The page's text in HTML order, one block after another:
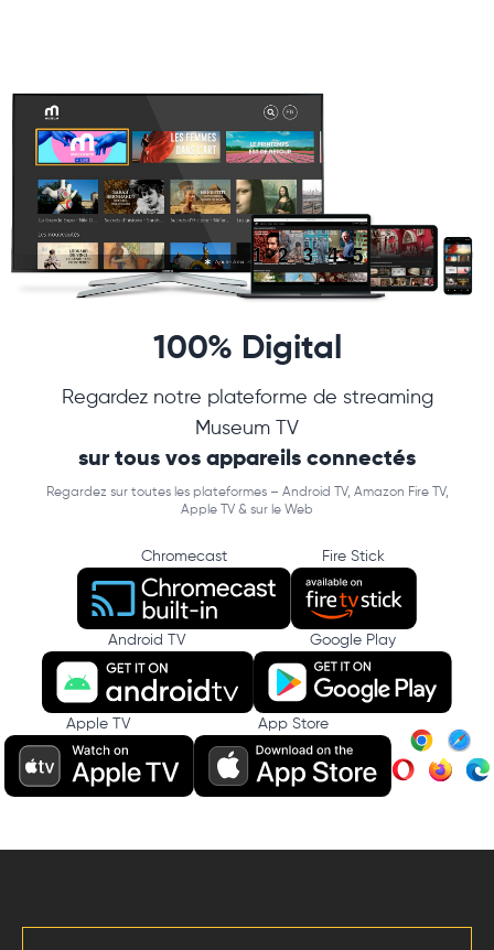
100% Digital
Regardez notre plateforme de streaming
Museum TV
sur tous vos appareils connectés
Regardez sur toutes les plateformes – Android TV, Amazon Fire TV,
Apple TV & sur le Web
Chromecast Fire Stick
Android TV Google Play
Apple TV App Store